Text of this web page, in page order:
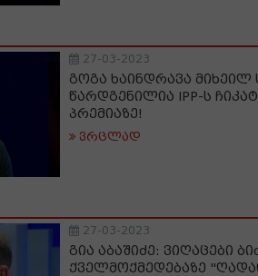
27-03-2023
გოგა ხაინდრავა მიხეილ
წარდგენილია IPP-ს
პრემიაზე!
ვრცლად
27-03-2023
გია აბაშიძე: ვიღაცები
ქველმოქმედებაზე